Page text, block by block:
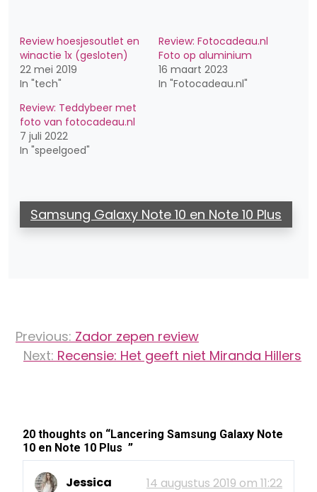
Review hoesjesoutlet en
winactie 1x (gesloten)
22 mei 2019
In "tech"
Review: Fotocadeau.nl
Foto op aluminium
16 maart 2023
In "Fotocadeau.nl"
Review: Teddybeer met
foto van fotocadeau.nl
7 juli 2022
In "speelgoed"
Samsung Galaxy Note 10 en Note 10 Plus
navigatie
Previous: Zador zepen review
Next: Recensie: Het geeft niet Miranda Hillers
20 thoughts on “Lancering Samsung Galaxy Note
10 en Note 10 Plus ”
Jessica
14 augustus 2019 om 11:22